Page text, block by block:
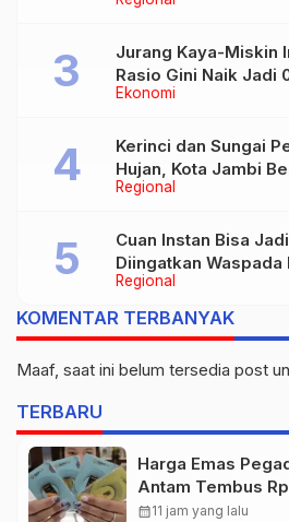
Ekonomi
Jurang Kaya-Miskin
Rasio Gini Naik Jadi
2026
Regional
Kerinci dan Sungai
Hujan, Kota Jambi
Regional
Cuan Instan Bisa
Diingatkan
dan Judi Online
KOMENTAR TERBANYAK
Maaf, saat ini belum tersedia post
TERBARU
Harga Emas
Antam Tembus
Gram
calendar_month11 jam yang lalu